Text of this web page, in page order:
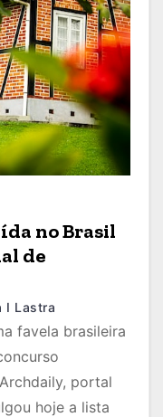
no Brasil
de
I Lastra
favela brasileira
portal
hoje a lista